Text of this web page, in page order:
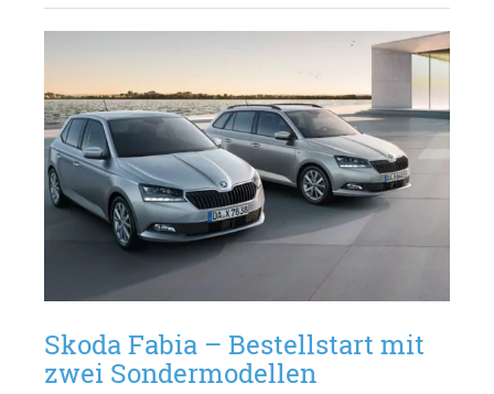
Skoda Fabia – Bestellstart mit
zwei Sondermodellen